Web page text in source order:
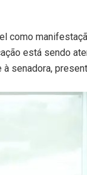
como
está sendo
senadora,